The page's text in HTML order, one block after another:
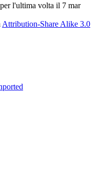
l'ultima volta il 7 mar
Attribution-Share Alike 3.0